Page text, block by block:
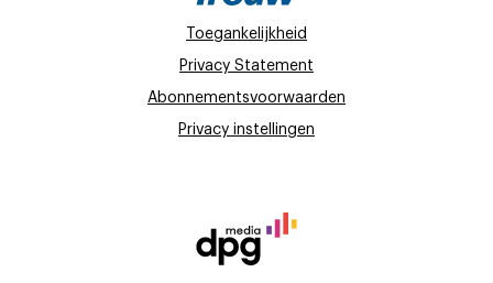
Toegankelijkheid
Privacy Statement
Abonnementsvoorwaarden
Privacy instellingen